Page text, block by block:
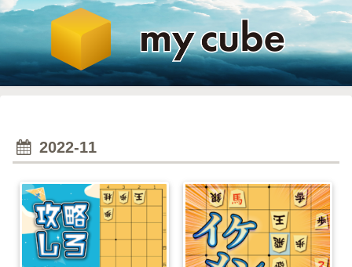
2022-11